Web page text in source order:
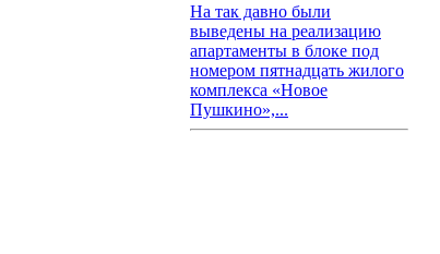
На так давно были
выведены на реализацию
апартаменты в блоке под
номером пятнадцать жилого
комплекса «Новое
Пушкино»,...